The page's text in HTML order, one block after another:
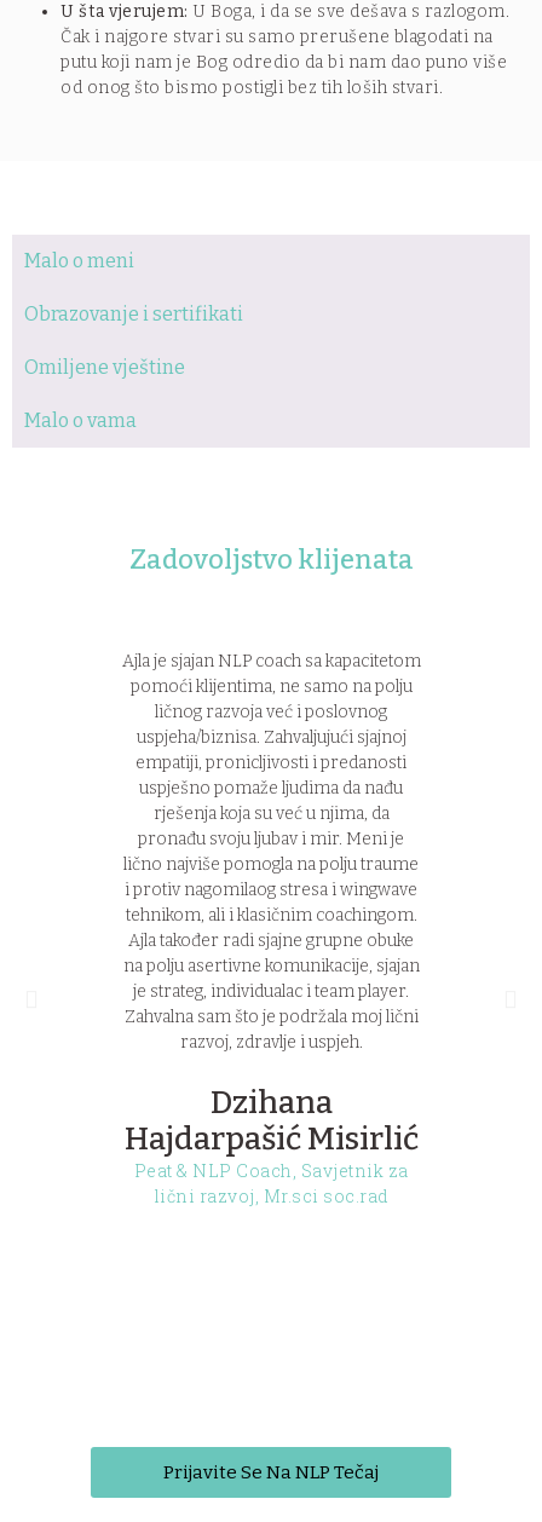
U šta vjerujem: U Boga, i da se sve dešava s razlogom.
Čak i najgore stvari su samo prerušene blagodati na
putu koji nam je Bog odredio da bi nam dao puno više
od onog što bismo postigli bez tih loših stvari.
Malo o meni
Obrazovanje i sertifikati
Omiljene vještine
Malo o vama
Zadovoljstvo klijenata
Ajla je sjajan NLP coach sa kapacitetom
pomoći klijentima, ne samo na polju
ličnog razvoja već i poslovnog
uspjeha/biznisa. Zahvaljujući sjajnoj
empatiji, pronicljivosti i predanosti
uspješno pomaže ljudima da nađu
rješenja koja su već u njima, da
pronađu svoju ljubav i mir. Meni je
lično najviše pomogla na polju traume
i protiv nagomilaog stresa i wingwave
tehnikom, ali i klasičnim coachingom.
Ajla također radi sjajne grupne obuke
na polju asertivne komunikacije, sjajan
je strateg, individualac i team player.
Zahvalna sam što je podržala moj lični
razvoj, zdravlje i uspjeh.
Dzihana
Hajdarpašić Misirlić
Peat & NLP Coach, Savjetnik za
lični razvoj, Mr.sci soc.rad
Prijavite Se Na NLP Tečaj